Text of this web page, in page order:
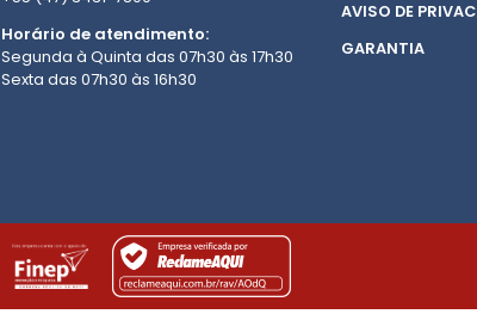
Horário de atendimento:
Segunda à Quinta das 07h30 às 17h30
Sexta das 07h30 às 16h30
AVISO DE
GARANTIA